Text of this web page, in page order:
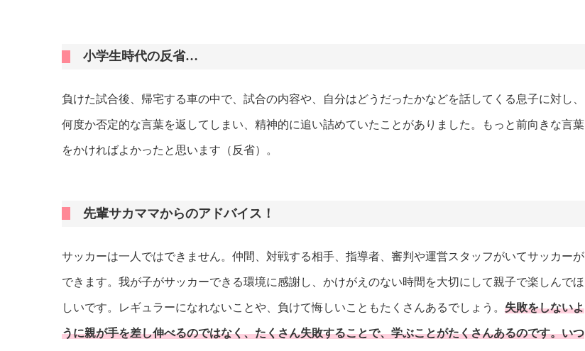
小学生時代の反省…
負けた試合後、帰宅する車の中で、試合の内容や、自分はどうだったかなどを話してくる息子に対し、
何度か否定的な言葉を返してしまい、精神的に追い詰めていたことがありました。もっと前向きな言葉
をかければよかったと思います（反省）。
先輩サカママからのアドバイス！
サッカーは一人ではできません。仲間、対戦する相手、指導者、審判や運営スタッフがいてサッカーが
できます。我が子がサッカーできる環境に感謝し、かけがえのない時間を大切にして親子で楽しんでほ
しいです。レギュラーになれないことや、負けて悔しいこともたくさんあるでしょう。 失敗をしないよ
うに親が手を差し伸べるのではなく、たくさん失敗することで、学ぶことがたくさんあるのです。いつ